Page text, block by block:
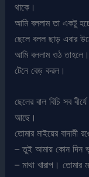
থাকে।
আমি বললাম তা একটু
ছেলে বলল ছাড় এবার
আমি বললাম ওঠ
টেনে বেড় করল।
ছেলের বাল বিচি সব
আছে।
তোমার মাইয়ের বাদামী
– তুই আমায় কোন দিন
– মাথা খারাপ।